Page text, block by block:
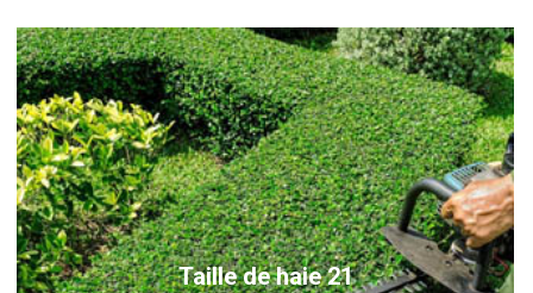
Taille de haie 21